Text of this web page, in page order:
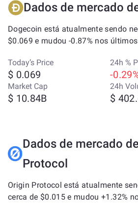
Dados de mercado
Dogecoin está atualmente sendo
$0.069 e mudou -0.87% nos
Today’s Price
$ 0.069
24h %
-
Market Cap
$ 10.84B
24h
$
Dados de mercado
Protocol
Origin Protocol está atualmente
cerca de $0.015 e mudou +1.32%